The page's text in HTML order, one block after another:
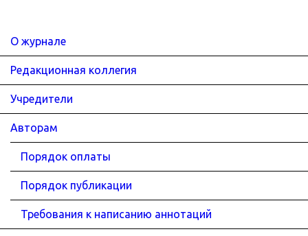
О журнале
Редакционная коллегия
Учредители
Авторам
Порядок оплаты
Порядок публикации
Требования к написанию аннотаций